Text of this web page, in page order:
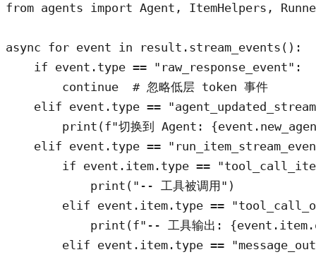
from agents import Agent, ItemHelpers,
async for event in result.stream_events():
    if event.type == "raw_response_event":
        continue  # 忽略低层 token 事件
elif event.type ==
print(f"切换到 Agent:
elif event.type ==
if event.item.type ==
            print("-- 工具被调用")
elif event.item.type ==
print(f"-- 工具输出:
elif event.item.type ==